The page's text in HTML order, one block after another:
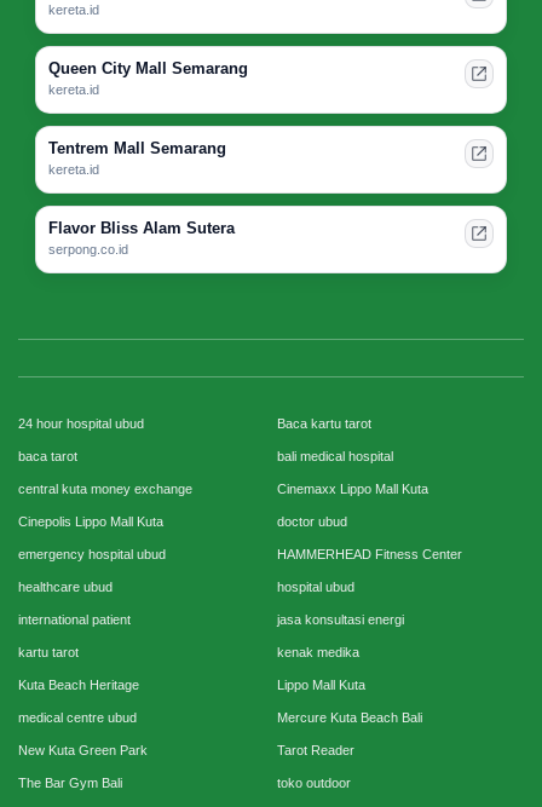
kereta.id
Queen City Mall Semarang
kereta.id
Tentrem Mall Semarang
kereta.id
Flavor Bliss Alam Sutera
serpong.co.id
24 hour hospital ubud Baca kartu tarot
baca tarot bali medical hospital
central kuta money exchange Cinemaxx Lippo Mall Kuta
Cinepolis Lippo Mall Kuta doctor ubud
emergency hospital ubud HAMMERHEAD Fitness Center
healthcare ubud hospital ubud
international patient jasa konsultasi energi
kartu tarot kenak medika
Kuta Beach Heritage Lippo Mall Kuta
medical centre ubud Mercure Kuta Beach Bali
New Kuta Green Park Tarot Reader
The Bar Gym Bali toko outdoor